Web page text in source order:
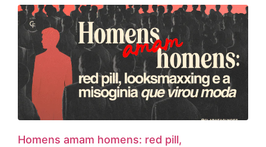
Homens amam homens: red pill,